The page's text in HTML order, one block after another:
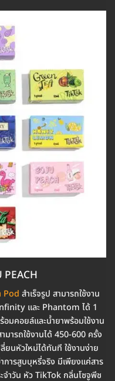
PEACH
Pod สำเร็จรูป สามารถใช้งาน
และ Phantom ได้ 1
มคอยล์และน้ำยาพร้อมใช้งาน
มารถใช้งานได้ 450-600 ครั้ง
ยนหัวใหม่ได้ทันที ใช้งานง่าย
การสูบบุหรี่จริง มีเพียงแค่สาร
จำวัน หัว TikTok กลิ่นโซจูพีช